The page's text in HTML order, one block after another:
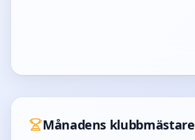
Månadens klubbmästare